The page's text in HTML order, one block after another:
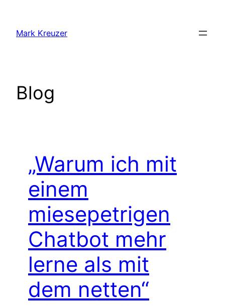
springen
Mark Kreuzer
Blog
„Warum ich mit
einem
miesepetrigen
Chatbot mehr
lerne als mit
dem netten“